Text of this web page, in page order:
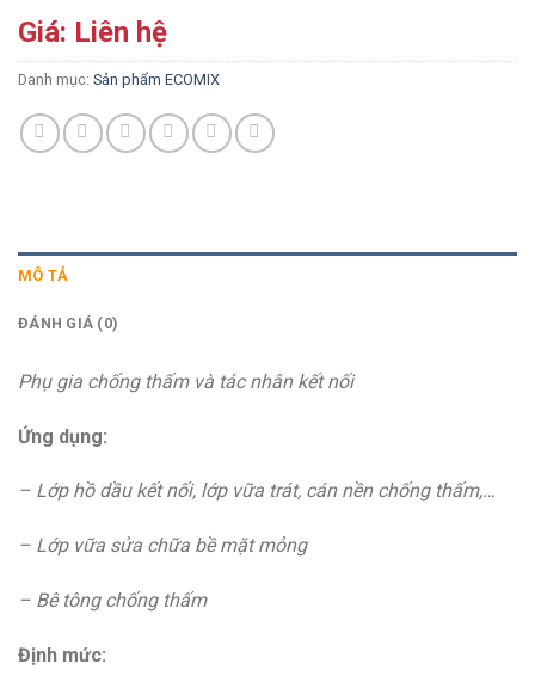
Giá: Liên hệ
Danh mục: Sản phẩm ECOMIX
MÔ TẢ
ĐÁNH GIÁ (0)
Phụ gia chống thấm và tác nhân kết nối
Ứng dụng:
– Lớp hồ dầu kết nối, lớp vữa trát, cán nền chống thấm,…
– Lớp vữa sửa chữa bề mặt mỏng
– Bê tông chống thấm
Định mức: